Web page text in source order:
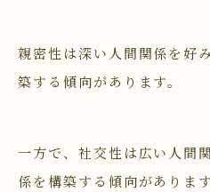
親密性は深い人間関係を好
築する傾向があります。
一方で、社交性は広い人間
係を構築する傾向があります